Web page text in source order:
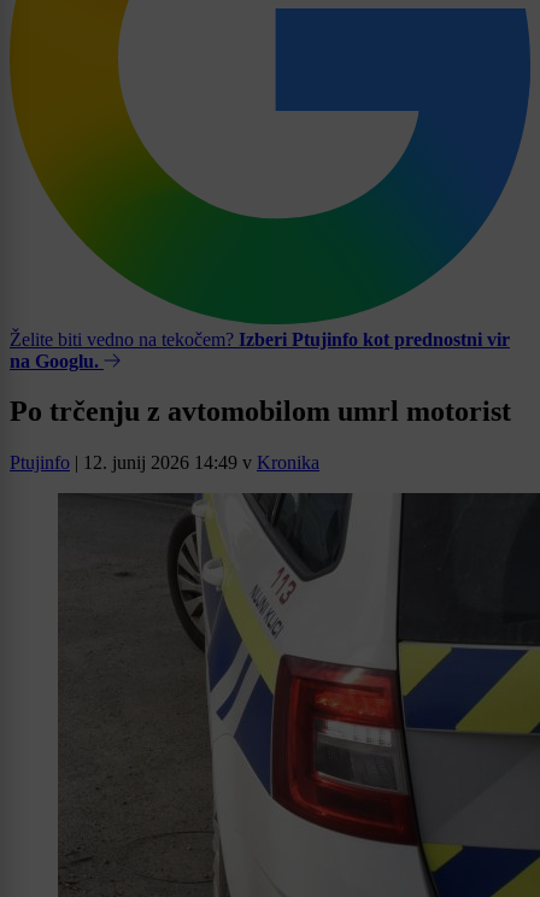
Želite biti vedno na tekočem? Izberi Ptujinfo kot prednostni vir
na Googlu.
Po trčenju z avtomobilom umrl motorist
Ptujinfo | 12. junij 2026 14:49 v Kronika